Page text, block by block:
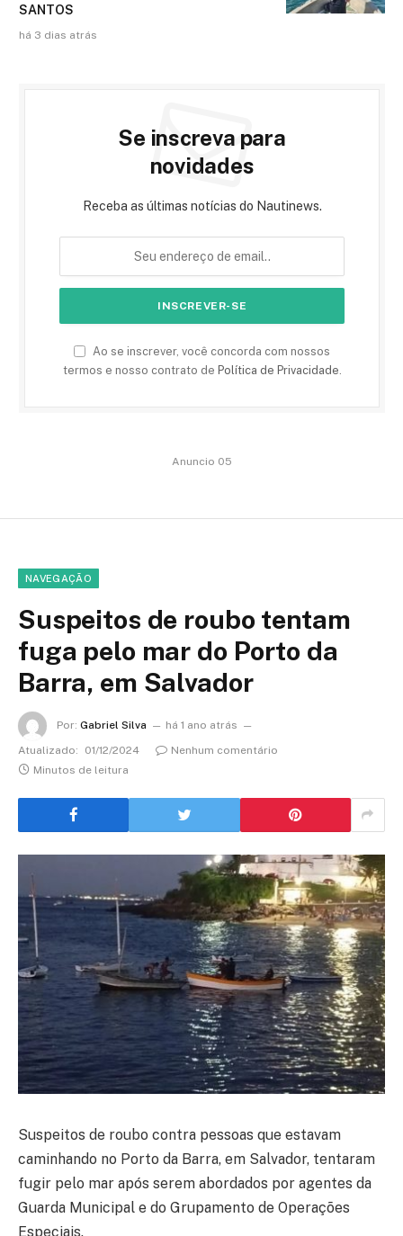
SANTOS
há 3 dias atrás
Se inscreva para
novidades
Receba as últimas notícias do Nautinews.
Ao se inscrever, você concorda com nossos
termos e nosso contrato de Política de Privacidade
Anuncio 05
NAVEGAÇÃO
Suspeitos de roubo tentam
fuga pelo mar do Porto da
Barra, em Salvador
Por: Gabriel Silva
há 1 ano atrás
Atualizado:
01/12/2024
Nenhum comentário
Minutos de leitura
Suspeitos de roubo contra pessoas que estavam
caminhando no Porto da Barra, em Salvador, tentaram
fugir pelo mar após serem abordados por agentes da
Guarda Municipal e do Grupamento de Operações
Especiais.